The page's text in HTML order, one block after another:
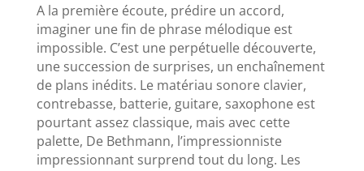
A la première écoute, prédire un accord,
imaginer une fin de phrase mélodique est
impossible. C’est une perpétuelle découverte,
une succession de surprises, un enchaînement
de plans inédits. Le matériau sonore clavier,
contrebasse, batterie, guitare, saxophone est
pourtant assez classique, mais avec cette
palette, De Bethmann, l’impressionniste
impressionnant surprend tout du long. Les